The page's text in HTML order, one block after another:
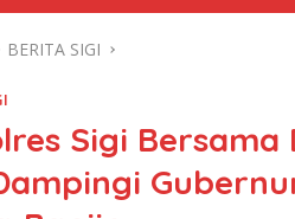
BERITA SIGI
Sigi Bersama